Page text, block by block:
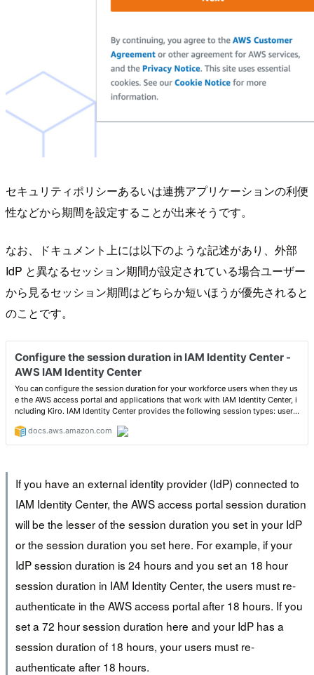
セキュリティポリシーあるいは連携アプリケーションの利便
性などから期間を設定することが出来そうです。
なお、ドキュメント上には以下のような記述があり、外部
IdP と異なるセッション期間が設定されている場合ユーザー
から見るセッション期間はどちらか短いほうが優先されると
のことです。
If you have an external identity provider (IdP) connected to
IAM Identity Center, the AWS access portal session duration
will be the lesser of the session duration you set in your IdP
or the session duration you set here. For example, if your
IdP session duration is 24 hours and you set an 18 hour
session duration in IAM Identity Center, the users must re-
authenticate in the AWS access portal after 18 hours. If you
set a 72 hour session duration here and your IdP has a
session duration of 18 hours, your users must re-
authenticate after 18 hours.